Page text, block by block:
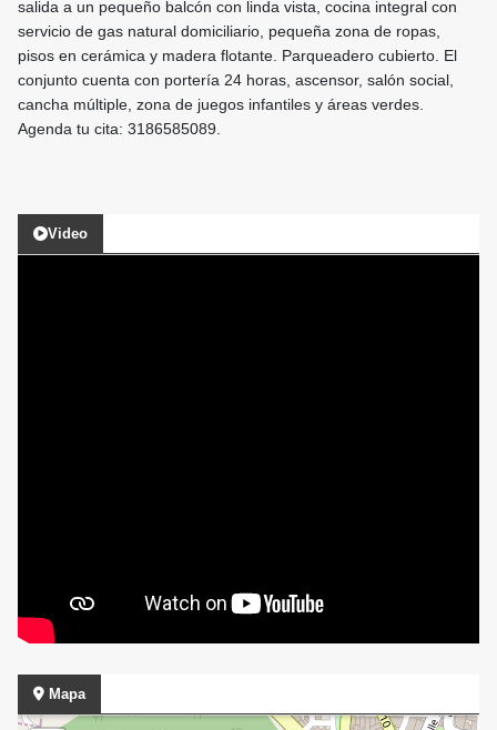
salida a un pequeño balcón con linda vista, cocina integral con
servicio de gas natural domiciliario, pequeña zona de ropas,
pisos en cerámica y madera flotante. Parqueadero cubierto. El
conjunto cuenta con portería 24 horas, ascensor, salón social,
cancha múltiple, zona de juegos infantiles y áreas verdes.
Agenda tu cita: 3186585089.
Video
Mapa